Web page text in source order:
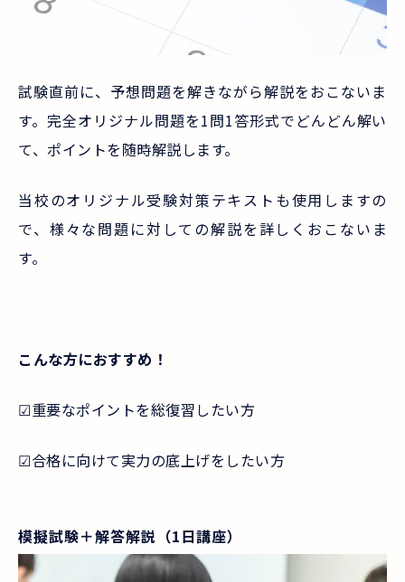
試験直前に、予想問題を解きながら解説をおこないま
す。完全オリジナル問題を1問1答形式でどんどん解い
て、ポイントを随時解説します。
当校のオリジナル受験対策テキストも使用しますの
で、様々な問題に対しての解説を詳しくおこないま
す。
こんな方におすすめ！
☑重要なポイントを総復習したい方
☑合格に向けて実力の底上げをしたい方
模擬試験＋解答解説（1日講座）